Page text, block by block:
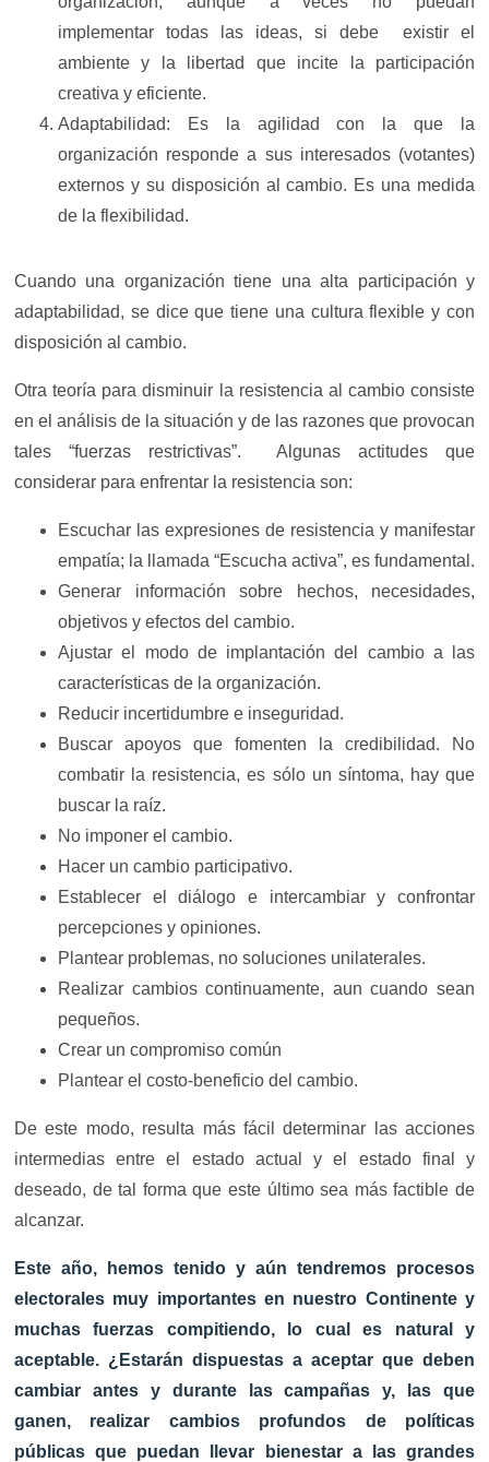
implementar todas las ideas, si debe existir el
ambiente y la libertad que incite la participación
creativa y eficiente.
Adaptabilidad: Es la agilidad con la que la
organización responde a sus interesados (votantes)
externos y su disposición al cambio. Es una medida
de la flexibilidad.
Cuando una organización tiene una alta participación y
adaptabilidad, se dice que tiene una cultura flexible y con
disposición al cambio.
Otra teoría para disminuir la resistencia al cambio consiste
en el análisis de la situación y de las razones que provocan
tales “fuerzas restrictivas”. Algunas actitudes que
considerar para enfrentar la resistencia son:
Escuchar las expresiones de resistencia y manifestar
empatía; la llamada “Escucha activa”, es fundamental.
Generar información sobre hechos, necesidades,
objetivos y efectos del cambio.
Ajustar el modo de implantación del cambio a las
características de la organización.
Reducir incertidumbre e inseguridad.
Buscar apoyos que fomenten la credibilidad. No
combatir la resistencia, es sólo un síntoma, hay que
buscar la raíz.
No imponer el cambio.
Hacer un cambio participativo.
Establecer el diálogo e intercambiar y confrontar
percepciones y opiniones.
Plantear problemas, no soluciones unilaterales.
Realizar cambios continuamente, aun cuando sean
pequeños.
Crear un compromiso común
Plantear el costo-beneficio del cambio.
De este modo, resulta más fácil determinar las acciones
intermedias entre el estado actual y el estado final y
deseado, de tal forma que este último sea más factible de
alcanzar.
Este año, hemos tenido y aún tendremos procesos
electorales muy importantes en nuestro Continente y
muchas fuerzas compitiendo, lo cual es natural y
aceptable. ¿Estarán dispuestas a aceptar que deben
cambiar antes y durante las campañas y, las que
ganen, realizar cambios profundos de políticas
públicas que puedan llevar bienestar a las grandes